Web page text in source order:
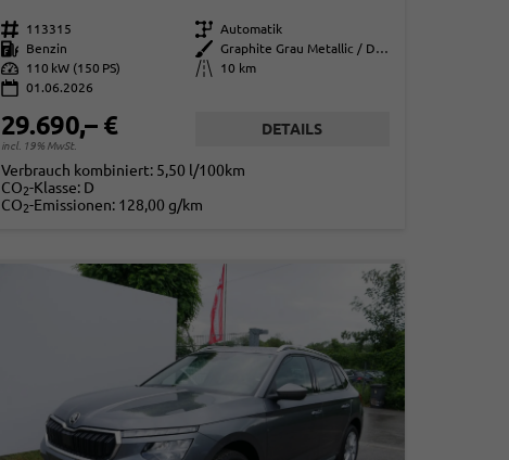
Fahrzeugnr. 113315 Getriebe
Automatik
Kraftstoff
Benzin Außenfarbe
Leistung
110 kW (150 PS) Kilometerstand
10 km
01.06.2026
29.690,– €
incl. 19% MwSt.
DETAILS
Verbrauch kombiniert: 5,50 l/100km
CO2-Klasse: D
CO2-Emissionen: 128,00 g/km